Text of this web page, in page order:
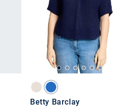
Betty Barclay